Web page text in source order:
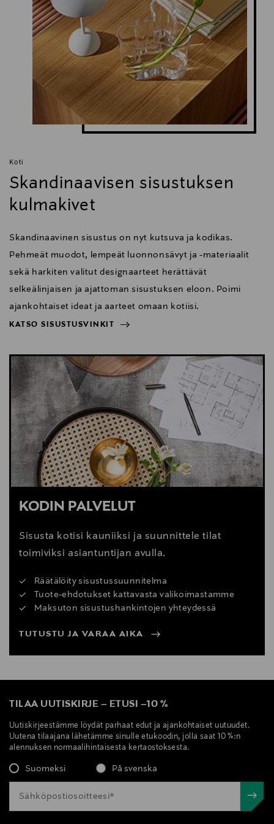
Koti
Skandinaavisen sisustuksen
kulmakivet
Skandinaavinen sisustus on nyt kutsuva ja kodikas.
Pehmeät muodot, lempeät luonnonsävyt ja -materiaalit
sekä harkiten valitut designaarteet herättävät
selkeälinjaisen ja ajattoman sisustuksen eloon. Poimi
ajankohtaiset ideat ja aarteet omaan kotiisi.
KATSO SISUSTUSVINKIT
KATSO SISUSTUSVINKIT
KODIN PALVELUT
Sisusta kotisi kauniiksi ja suunnittele tilat
toimiviksi asiantuntijan avulla.
Räätälöity sisustussuunnitelma
Tuote-ehdotukset kattavasta valikoimastamme
Maksuton sisustushankintojen yhteydessä
TUTUSTU JA VARAA AIKA
TILAA UUTISKIRJE – ETUSI –10 %
Uutiskirjeestämme löydät parhaat edut ja ajankohtaiset uutuudet.
Uutena tilaajana lähetämme sinulle etukoodin, jolla saat 10 %:n
alennuksen normaalihintaisesta kertaostoksesta.
Suomeksi På svenska